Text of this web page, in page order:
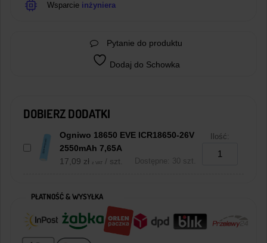
Wsparcie inżyniera
Pytanie do produktu
Dodaj do Schowka
DOBIERZ DODATKI
Ogniwo 18650 EVE ICR18650-26V
2550mAh 7,65A
17,09 zł z VAT / szt. Dostępne: 30 szt.
Ilość:
PŁATNOŚĆ & WYSYŁKA